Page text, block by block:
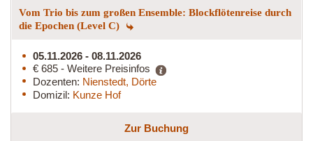
Vom Trio bis zum großen Ensemble: Blockflötenreise durch
die Epochen (Level C)
05.11.2026 - 08.11.2026
€ 685 - Weitere Preisinfos
Dozenten: Nienstedt, Dörte
Domizil: Kunze Hof
Zur Buchung